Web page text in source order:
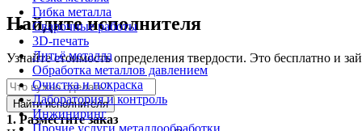
Гибка металла
Сварочные работы
3D-печать
Литьё металла
Обработка металлов давлением
Очистка и покраска
Лаборатория и контроль
Инжиниринг
Прочие услуги металлообработки
Найдите исполнителя
Узнайте стоимость определения твердости. Это бесплатно и
Найти исполнителя
1. Разместите заказ